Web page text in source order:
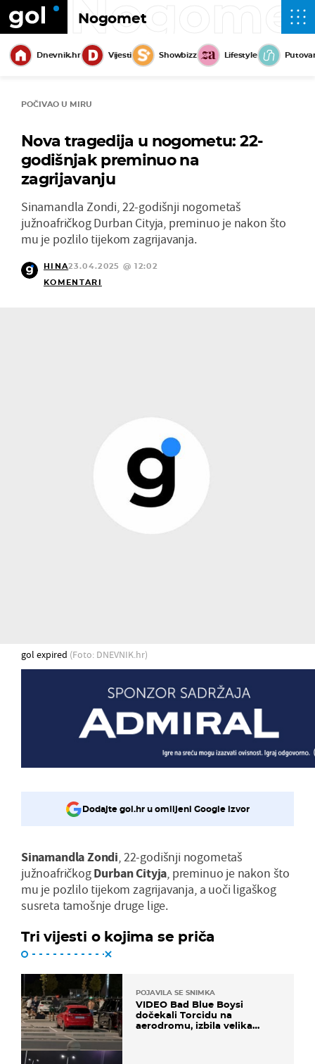
Nogomet
Dnevnik.hr Vijesti Showbizz Lifestyle
POČIVAO U MIRU
Nova tragedija u nogometu: 22-
godišnjak preminuo na
zagrijavanju
Sinamandla Zondi, 22-godišnji nogometaš
južnoafričkog Durban Cityja, preminuo je nakon što
mu je pozlilo tijekom zagrijavanja.
HINA23.04.2025 @ 12:02
KOMENTARI
gol expired (Foto: DNEVNIK.hr)
Dodajte gol.hr u omiljeni Google izvor
Sinamandla Zondi, 22-godišnji nogometaš
južnoafričkogDurban Cityja, preminuo je nakon što
mu je pozlilo tijekom zagrijavanja, a uoči ligaškog
susreta tamošnje druge lige.
Tri vijesti o kojima se priča
POJAVILA SE SNIMKA
VIDEO Bad Blue Boysi
dočekali Torcidu na
aerodromu, izbila velika